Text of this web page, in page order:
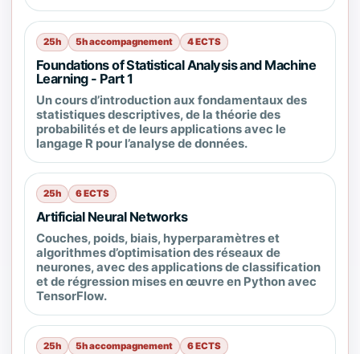
25h 5h accompagnement 4 ECTS
Foundations of Statistical Analysis and Machine
Learning - Part 1
Un cours d’introduction aux fondamentaux des
statistiques descriptives, de la théorie des
probabilités et de leurs applications avec le
langage R pour l’analyse de données.
25h 6 ECTS
Artificial Neural Networks
Couches, poids, biais, hyperparamètres et
algorithmes d’optimisation des réseaux de
neurones, avec des applications de classification
et de régression mises en œuvre en Python avec
TensorFlow.
25h 5h accompagnement 6 ECTS